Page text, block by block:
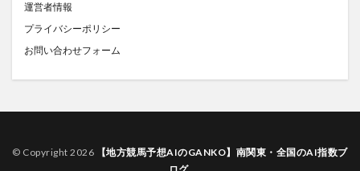
運営者情報
プライバシーポリシー
お問い合わせフォーム
© Copyright 2026
【地方競馬予想AIのGANKO】南関東・全国のAI指数ブ